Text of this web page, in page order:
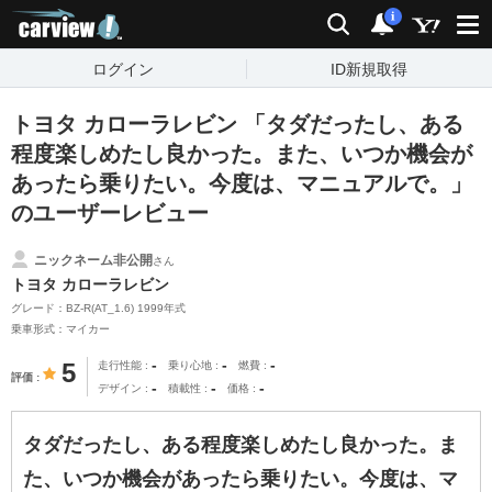
検索 通知
i
ログイン ID新規取得
トヨタ カローラレビン 「タダだったし、ある
程度楽しめたし良かった。また、いつか機会が
あったら乗りたい。今度は、マニュアルで。」
のユーザーレビュー
ニックネーム非公開さん
トヨタ カローラレビン
グレード：BZ-R(AT_1.6) 1999年式
乗車形式：マイカー
評価 5 走行性能 - 乗り心地 - 燃費 -
デザイン - 積載性 - 価格 -
タダだったし、ある程度楽しめたし良かった。ま
た、いつか機会があったら乗りたい。今度は、マ